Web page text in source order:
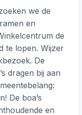
we de
en
de
te lopen. Wijzer
De
dragen bij aan
De boa’s
en